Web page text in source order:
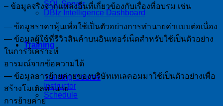
SQL Server
DBIz Intelligence Dashboard
Training
Training Course
Instructor
Schedule
– ข้อมูลจริงจากแหล่งอื่นที่เกี่ยวข้องกับเรื่องที่อบรม เช่น
— ข้อมูลราคาหุ้นเพื่อใช้เป็นตัวอย่างการทำนายค่าแบบต่อเนื่อง
— ข้อมูลผู้ใช้ที่รีวิวสินค้าบนอินเทอร์เน็ตสำหรับใช้เป็นตัวอย่าง
ในการวิเคราะห์
อารมณ์จากข้อความได้
— ข้อมูลการย้ายค่ายของบริษัทเทเลคอมมาใช้เป็นตัวอย่างเพื่อ
สร้างโมเดลทำนาย
การย้ายค่าย